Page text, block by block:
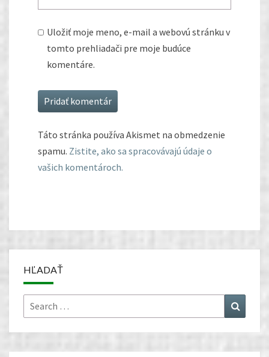
Uložiť moje meno, e-mail a webovú stránku v
tomto prehliadači pre moje budúce
komentáre.
Táto stránka používa Akismet na obmedzenie
spamu. Zistite, ako sa spracovávajú údaje o
vašich komentároch.
HĽADAŤ
Search
for: